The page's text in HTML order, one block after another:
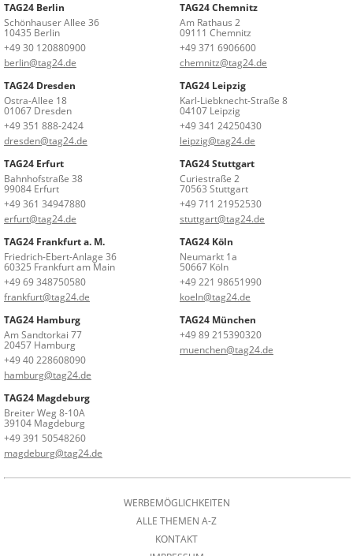
TAG24 Berlin
Schönhauser Allee 36
10435 Berlin
+49 30 120880900
berlin@tag24.de
TAG24 Chemnitz
Am Rathaus 2
09111 Chemnitz
+49 371 6906600
chemnitz@tag24.de
TAG24 Dresden
Ostra-Allee 18
01067 Dresden
+49 351 888-2424
dresden@tag24.de
TAG24 Leipzig
Karl-Liebknecht-Straße 8
04107 Leipzig
+49 341 24250430
leipzig@tag24.de
TAG24 Erfurt
Bahnhofstraße 38
99084 Erfurt
+49 361 34947880
erfurt@tag24.de
TAG24 Stuttgart
Curiestraße 2
70563 Stuttgart
+49 711 21952530
stuttgart@tag24.de
TAG24 Frankfurt a. M.
Friedrich-Ebert-Anlage 36
60325 Frankfurt am Main
+49 69 348750580
frankfurt@tag24.de
TAG24 Köln
Neumarkt 1a
50667 Köln
+49 221 98651990
koeln@tag24.de
TAG24 Hamburg
Am Sandtorkai 77
20457 Hamburg
+49 40 228608090
hamburg@tag24.de
TAG24 München
+49 89 215390320
muenchen@tag24.de
TAG24 Magdeburg
Breiter Weg 8-10A
39104 Magdeburg
+49 391 50548260
magdeburg@tag24.de
WERBEMÖGLICHKEITEN
ALLE THEMEN A-Z
KONTAKT